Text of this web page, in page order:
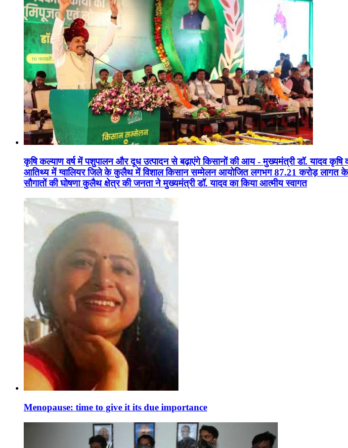
कृषि कल्याण वर्ष में पशुपालन और दूध उत्पादन से बढ़ाएंगे किसानों की आय - मुख्यमंत्री डॉ. यादव
आतिथ्य में ग्वालियर जिले के कुलैथ में विशाल किसान सम्मेलन आयोजित लगभग 87.21 करोड़ लागत के
सौगातों की घोषणा कुलैथ क्षेत्र की जनता ने मुख्यमंत्री डॉ. यादव का किया आत्मीय स्वागत
Menopause: time to give it its due importance